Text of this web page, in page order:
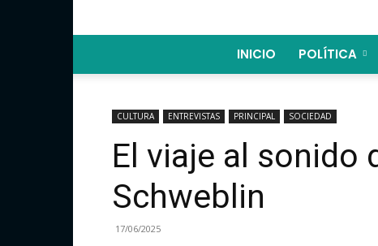
INICIO POLÍTICA
CULTURA ENTREVISTAS PRINCIPAL SOCIEDAD
El viaje al sonido
Schweblin
17/06/2025